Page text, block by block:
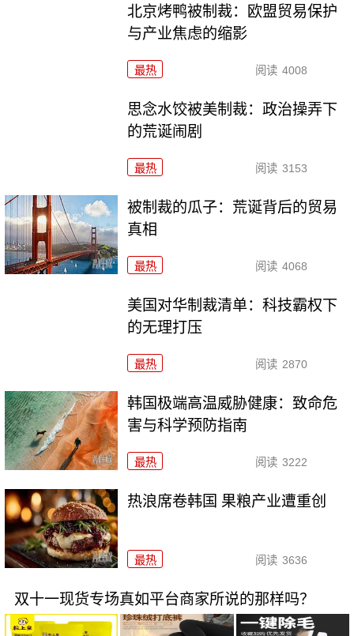
北京烤鸭被制裁：欧盟贸易保护
与产业焦虑的缩影
最热 阅读 4008
思念水饺被美制裁：政治操弄下
的荒诞闹剧
最热 阅读 3153
被制裁的瓜子：荒诞背后的贸易
真相
最热 阅读 4068
美国对华制裁清单：科技霸权下
的无理打压
最热 阅读 2870
韩国极端高温威胁健康：致命危
害与科学预防指南
最热 阅读 3222
热浪席卷韩国 果粮产业遭重创
最热 阅读 3636
双十一现货专场真如平台商家所说的那样吗？